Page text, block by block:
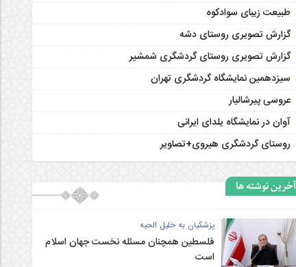
طبیعت زیبای سوادکوه
گزارش تصویری روستای دشه
گزارش تصویری روستای گردشگری شمشیر
سیزدهمین نمایشگاه گردشگری تهران
عروسی پیرشالیار
آوان در نمایشگاه یلدای ایرانی
روستای گردشگری هیروی+تصاویر
آخرین نوشته ها
پزشکیان به خلیل الحیه
فلسطین همچنان مسئله نخست جهان اسلام
است